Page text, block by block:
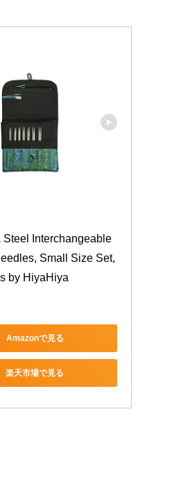
Steel Interchangeable
Small Size Set,
by HiyaHiya
Amazonで見る
楽天市場で見る